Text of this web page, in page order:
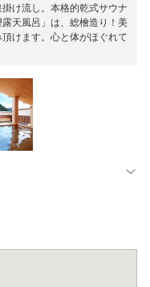
け流し。本格的乾式サウナ
天風呂」は、総檜造り！美
けます。心と体がほぐれて